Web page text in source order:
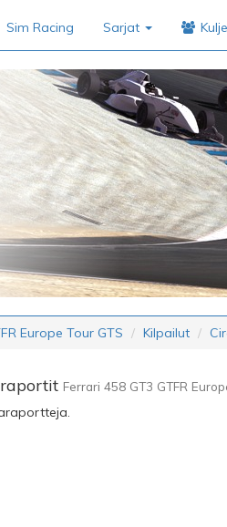
Sim Racing Sarjat
Europe Tour GTS Kilpailut
Ferrari 458 GT3 GTFR